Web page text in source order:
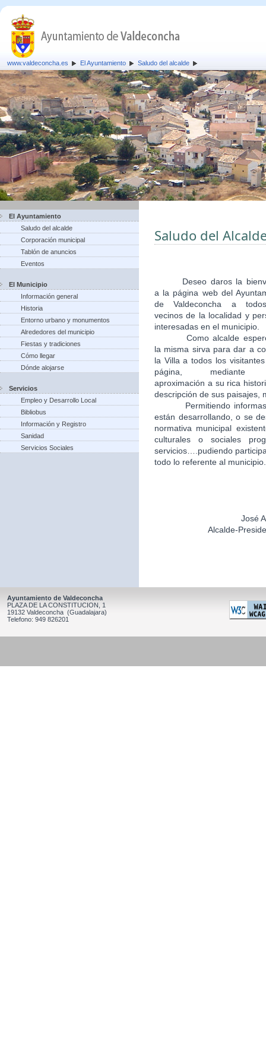
www.valdeconcha.es El Ayuntamiento Saludo del alcalde
El Ayuntamiento
Saludo del alcalde
Corporación municipal
Tablón de anuncios
Eventos
El Municipio
Información general
Historia
Entorno urbano y monumentos
Alrededores del municipio
Fiestas y tradiciones
Cómo llegar
Dónde alojarse
Servicios
Empleo y Desarrollo Local
Bibliobus
Información y Registro
Sanidad
Servicios Sociales
Saludo del
Deseo daros la
a la página web del
de Valdeconcha a
vecinos de la localidad y
interesadas en el municipio.
Como alcalde
la misma sirva para dar a
la Villa a todos los
página, mediante
aproximación a su rica
descripción de sus paisajes,
Permitiendo
están desarrollando, o se
normativa municipal
culturales o sociales
servicios….pudiendo
todo lo referente al municipio.
José
Alcalde-
Ayuntamiento de Valdeconcha
PLAZA DE LA CONSTITUCION, 1
19132 Valdeconcha (Guadalajara)
Telefono: 949 826201